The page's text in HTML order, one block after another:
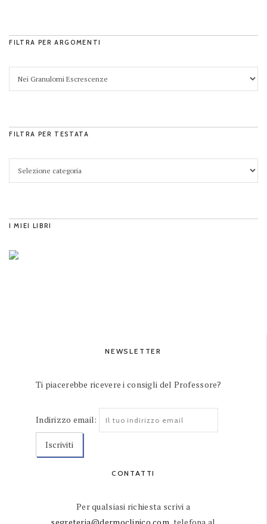
FILTRA PER ARGOMENTI
FILTRA PER TESTATA
I MIEI LIBRI
NEWSLETTER
Ti piacerebbe ricevere i consigli del Professore?
Indirizzo email:
CONTATTI
Per qualsiasi richiesta scrivi a